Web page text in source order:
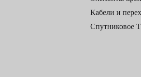
Кабели и
Спутниковое